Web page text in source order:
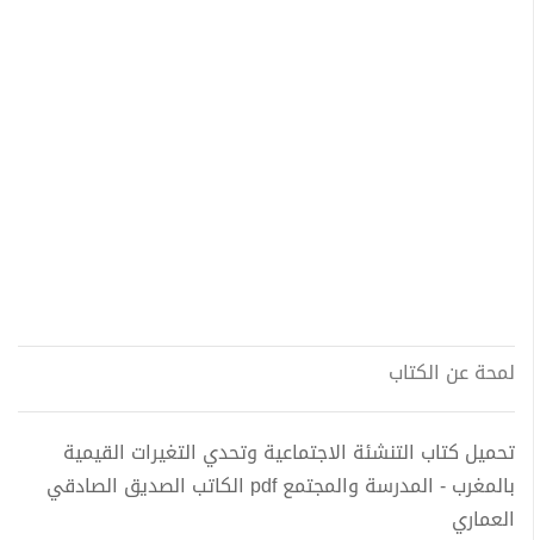
لمحة عن الكتاب
تحميل كتاب التنشئة الاجتماعية وتحدي التغيرات القيمية
بالمغرب - المدرسة والمجتمع pdf الكاتب الصديق الصادقي
العماري